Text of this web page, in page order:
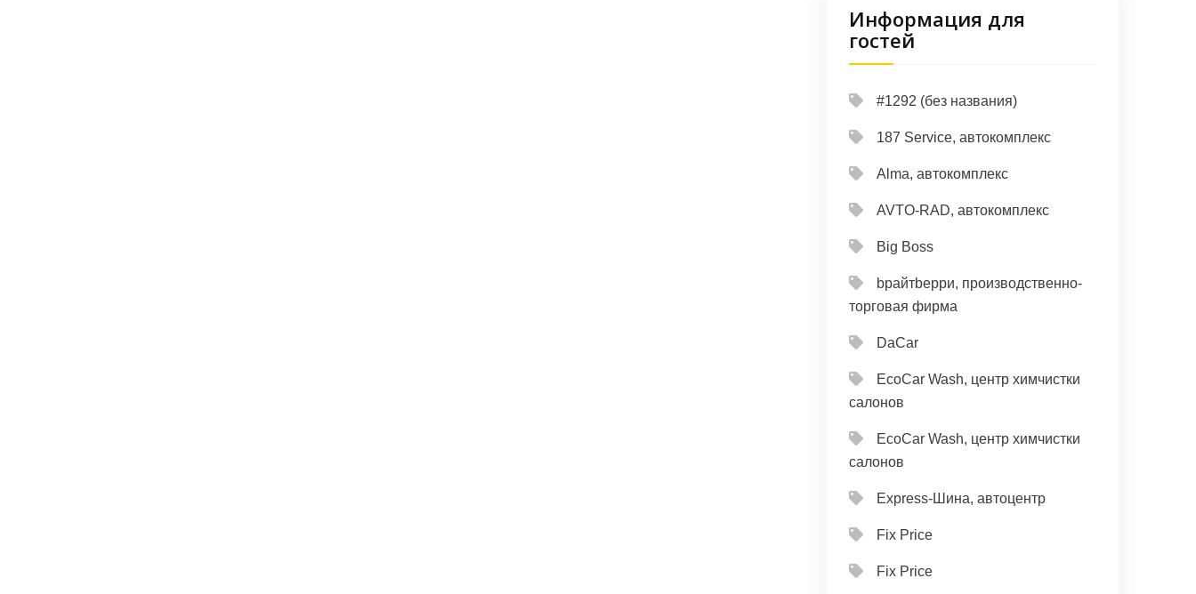
Информация для
гостей
#1292 (без названия)
187 Service, автокомплекс
Alma, автокомплекс
AVTO-RAD, автокомплекс
Big Boss
bрайтbерри, производственно-
торговая фирма
DaCar
EcoCar Wash, центр химчистки
салонов
EcoCar Wash, центр химчистки
салонов
Express-Шина, автоцентр
Fix Price
Fix Price